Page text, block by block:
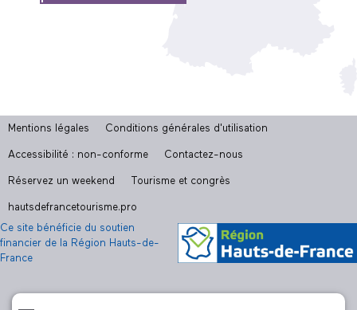
Mentions légales Conditions générales d'utilisation
Accessibilité : non-conforme Contactez-nous
Réservez un weekend Tourisme et congrès
hautsdefrancetourisme.pro
Ce site bénéficie du soutien
financier de la Région Hauts-de-
France